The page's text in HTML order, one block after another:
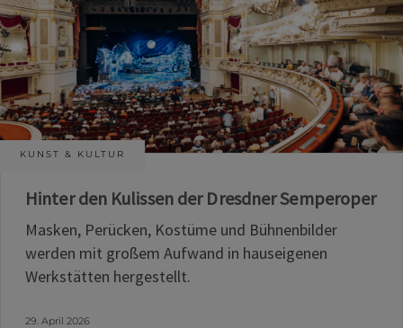
KUNST & KULTUR
Hinter den Kulissen der Dresdner Semperoper
Masken, Perücken, Kostüme und Bühnenbilder
werden mit großem Aufwand in hauseigenen
Werkstätten hergestellt.
29. April 2026